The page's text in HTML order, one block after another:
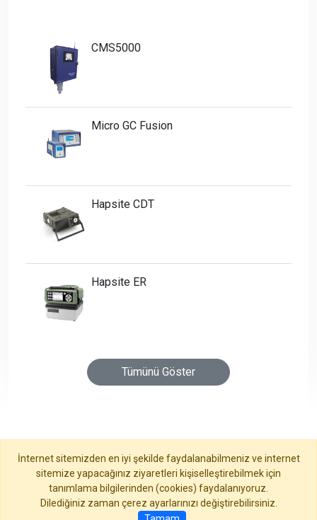
CMS5000
Micro GC Fusion
Hapsite CDT
Hapsite ER
Tümünü Göster
Ana Sayfa
İnternet sitemizden en iyi şekilde faydalanabilmeniz ve internet
sitemize yapacağınız ziyaretleri kişiselleştirebilmek için
tanımlama bilgilerinden (cookies) faydalanıyoruz.
Dilediğiniz zaman çerez ayarlarınızı değiştirebilirsiniz.